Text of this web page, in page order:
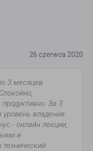
26 czerwca 2020
3 месяцев.
За 3
владения
- онлайн лекции,
и